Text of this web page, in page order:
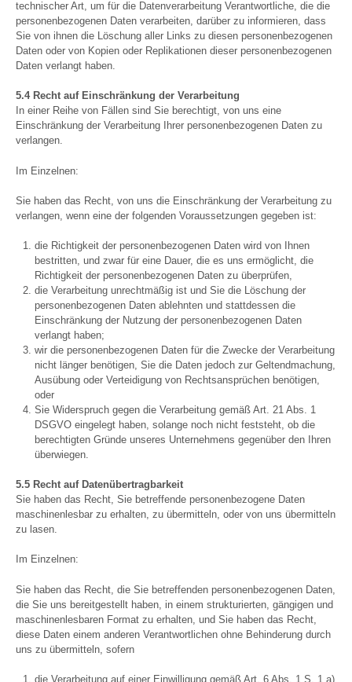
technischer Art, um für die Datenverarbeitung Verantwortliche, die die
personenbezogenen Daten verarbeiten, darüber zu informieren, dass
Sie von ihnen die Löschung aller Links zu diesen personenbezogenen
Daten oder von Kopien oder Replikationen dieser personenbezogenen
Daten verlangt haben.
5.4 Recht auf Einschränkung der Verarbeitung
In einer Reihe von Fällen sind Sie berechtigt, von uns eine
Einschränkung der Verarbeitung Ihrer personenbezogenen Daten zu
verlangen.
Im Einzelnen:
Sie haben das Recht, von uns die Einschränkung der Verarbeitung zu
verlangen, wenn eine der folgenden Voraussetzungen gegeben ist:
die Richtigkeit der personenbezogenen Daten wird von Ihnen
bestritten, und zwar für eine Dauer, die es uns ermöglicht, die
Richtigkeit der personenbezogenen Daten zu überprüfen,
die Verarbeitung unrechtmäßig ist und Sie die Löschung der
personenbezogenen Daten ablehnten und stattdessen die
Einschränkung der Nutzung der personenbezogenen Daten
verlangt haben;
wir die personenbezogenen Daten für die Zwecke der Verarbeitung
nicht länger benötigen, Sie die Daten jedoch zur Geltendmachung,
Ausübung oder Verteidigung von Rechtsansprüchen benötigen,
oder
Sie Widerspruch gegen die Verarbeitung gemäß Art. 21 Abs. 1
DSGVO eingelegt haben, solange noch nicht feststeht, ob die
berechtigten Gründe unseres Unternehmens gegenüber den Ihren
überwiegen.
5.5 Recht auf Datenübertragbarkeit
Sie haben das Recht, Sie betreffende personenbezogene Daten
maschinenlesbar zu erhalten, zu übermitteln, oder von uns übermitteln
zu lasen.
Im Einzelnen:
Sie haben das Recht, die Sie betreffenden personenbezogenen Daten,
die Sie uns bereitgestellt haben, in einem strukturierten, gängigen und
maschinenlesbaren Format zu erhalten, und Sie haben das Recht,
diese Daten einem anderen Verantwortlichen ohne Behinderung durch
uns zu übermitteln, sofern
die Verarbeitung auf einer Einwilligung gemäß Art. 6 Abs. 1 S. 1 a)